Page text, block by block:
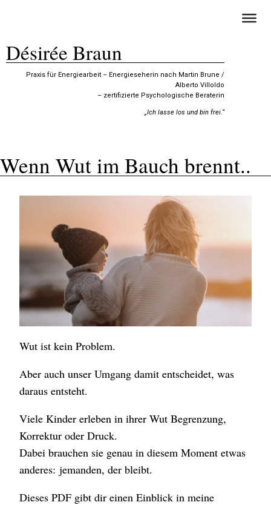
Désirée Braun
Praxis für Energiearbeit – Energieseherin nach Martin Brune /
Alberto Villoldo
– zertifizierte Psychologische Beraterin
„Ich lasse los und bin frei.“
Wenn Wut im Bauch brennt..
Wut ist kein Problem.
Aber auch unser Umgang damit entscheidet, was
daraus entsteht.
Viele Kinder erleben in ihrer Wut Begrenzung,
Korrektur oder Druck.
Dabei brauchen sie genau in diesem Moment etwas
anderes: jemanden, der bleibt.
Dieses PDF gibt dir einen Einblick in meine